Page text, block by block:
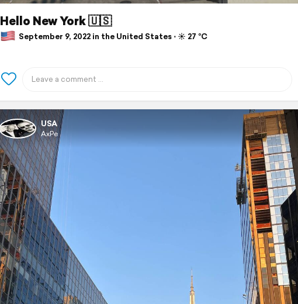
Hello New York 🇺🇸
September 9, 2022 in the United States ⋅ ☀️ 27 °C
USA
AxPe